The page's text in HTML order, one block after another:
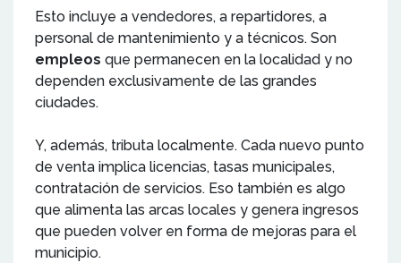
Esto incluye a vendedores, a repartidores, a
personal de mantenimiento y a técnicos. Son
empleos que permanecen en la localidad y no
dependen exclusivamente de las grandes
ciudades.
Y, además, tributa localmente. Cada nuevo punto
de venta implica licencias, tasas municipales,
contratación de servicios. Eso también es algo
que alimenta las arcas locales y genera ingresos
que pueden volver en forma de mejoras para el
municipio.